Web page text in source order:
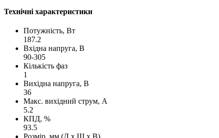
Технічні характеристики
Потужність, Вт
187.2
Вхідна напруга, В
90-305
Кількість фаз
1
Вихідна напруга, В
36
Макс. вихідний струм, А
5.2
КПД, %
93.5